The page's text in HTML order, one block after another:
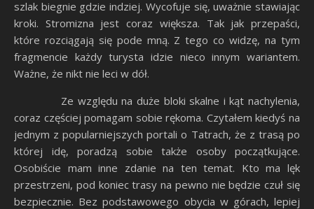
szlak biegnie gdzie indziej. Wycofuje się, uważnie stawiając
kroki. Stromizna jest coraz większa. Tak jak przepaści,
które rozciągają się pode mną. Z tego co widzę, na tym
fragmencie każdy turysta idzie nieco innym wariantem.
Ważne, że nikt nie leci w dół.
Ze względu na duże bloki skalne i kąt nachylenia,
coraz częściej pomagam sobie rękoma. Czytałem kiedyś na
jednym z popularniejszych portali o Tatrach, że z trasą po
której idę, poradzą sobie także osoby początkujące.
Osobiście mam inne zdanie na ten temat. Kto ma lęk
przestrzeni, pod koniec trasy na pewno nie będzie czuł się
bezpiecznie. Bez podstawowego obycia w górach, lepiej